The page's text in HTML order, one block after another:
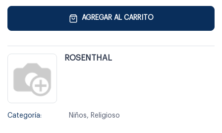
AGREGAR AL CARRITO
ROSENTHAL
Categoría: Niños, Religioso